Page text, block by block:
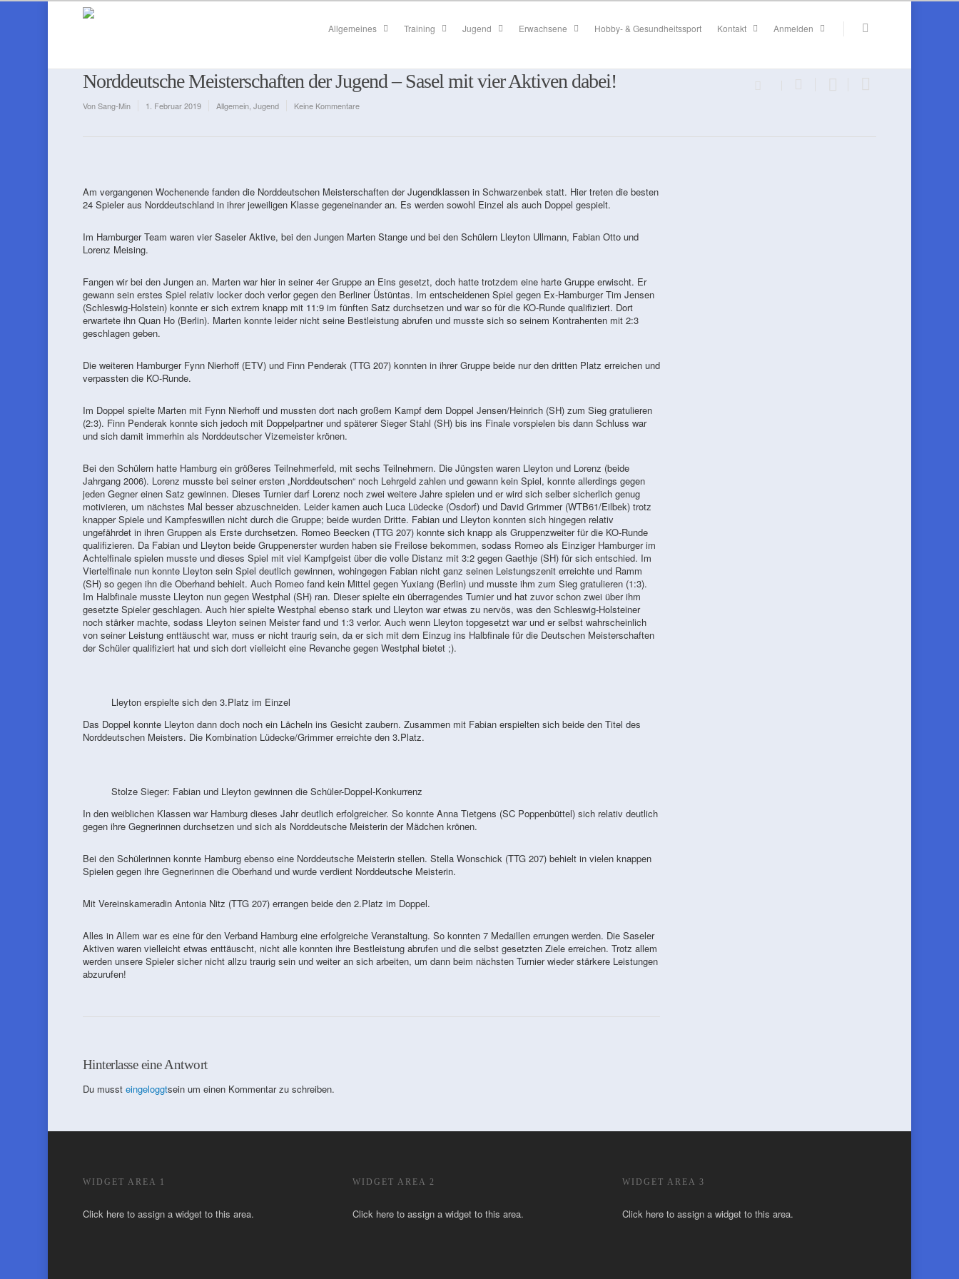
Allgemeines Training Jugend Erwachsene Hobby- & Gesundheitssport Kontakt Anmelden
Norddeutsche Meisterschaften der Jugend – Sasel mit vier Aktiven dabei!
VonSang-Min 1. Februar 2019 Allgemein, Jugend Keine Kommentare
Am vergangenen Wochenende fanden die Norddeutschen Meisterschaften der Jugendklassen in Schwarzenbek statt. Hier treten die besten
24 Spieler aus Norddeutschland in ihrer jeweiligen Klasse gegeneinander an. Es werden sowohl Einzel als auch Doppel gespielt.
Im Hamburger Team waren vier Saseler Aktive, bei den Jungen Marten Stange und bei den Schülern Lleyton Ullmann, Fabian Otto und
Lorenz Meising.
Fangen wir bei den Jungen an. Marten war hier in seiner 4er Gruppe an Eins gesetzt, doch hatte trotzdem eine harte Gruppe erwischt. Er
gewann sein erstes Spiel relativ locker doch verlor gegen den Berliner Üstüntas. Im entscheidenen Spiel gegen Ex-Hamburger Tim Jensen
(Schleswig-Holstein) konnte er sich extrem knapp mit 11:9 im fünften Satz durchsetzen und war so für die KO-Runde qualifiziert. Dort
erwartete ihn Quan Ho (Berlin). Marten konnte leider nicht seine Bestleistung abrufen und musste sich so seinem Kontrahenten mit 2:3
geschlagen geben.
Die weiteren Hamburger Fynn Nierhoff (ETV) und Finn Penderak (TTG 207) konnten in ihrer Gruppe beide nur den dritten Platz erreichen und
verpassten die KO-Runde.
Im Doppel spielte Marten mit Fynn Nierhoff und mussten dort nach großem Kampf dem Doppel Jensen/Heinrich (SH) zum Sieg gratulieren
(2:3). Finn Penderak konnte sich jedoch mit Doppelpartner und späterer Sieger Stahl (SH) bis ins Finale vorspielen bis dann Schluss war
und sich damit immerhin als Norddeutscher Vizemeister krönen.
Bei den Schülern hatte Hamburg ein größeres Teilnehmerfeld, mit sechs Teilnehmern. Die Jüngsten waren Lleyton und Lorenz (beide
Jahrgang 2006). Lorenz musste bei seiner ersten „Norddeutschen“ noch Lehrgeld zahlen und gewann kein Spiel, konnte allerdings gegen
jeden Gegner einen Satz gewinnen. Dieses Turnier darf Lorenz noch zwei weitere Jahre spielen und er wird sich selber sicherlich genug
motivieren, um nächstes Mal besser abzuschneiden. Leider kamen auch Luca Lüdecke (Osdorf) und David Grimmer (WTB61/Eilbek) trotz
knapper Spiele und Kampfeswillen nicht durch die Gruppe; beide wurden Dritte. Fabian und Lleyton konnten sich hingegen relativ
ungefährdet in ihren Gruppen als Erste durchsetzen. Romeo Beecken (TTG 207) konnte sich knapp als Gruppenzweiter für die KO-Runde
qualifizieren. Da Fabian und Lleyton beide Gruppenerster wurden haben sie Freilose bekommen, sodass Romeo als Einziger Hamburger im
Achtelfinale spielen musste und dieses Spiel mit viel Kampfgeist über die volle Distanz mit 3:2 gegen Gaethje (SH) für sich entschied. Im
Viertelfinale nun konnte Lleyton sein Spiel deutlich gewinnen, wohingegen Fabian nicht ganz seinen Leistungszenit erreichte und Ramm
(SH) so gegen ihn die Oberhand behielt. Auch Romeo fand kein Mittel gegen Yuxiang (Berlin) und musste ihm zum Sieg gratulieren (1:3).
Im Halbfinale musste Lleyton nun gegen Westphal (SH) ran. Dieser spielte ein überragendes Turnier und hat zuvor schon zwei über ihm
gesetzte Spieler geschlagen. Auch hier spielte Westphal ebenso stark und Lleyton war etwas zu nervös, was den Schleswig-Holsteiner
noch stärker machte, sodass Lleyton seinen Meister fand und 1:3 verlor. Auch wenn Lleyton topgesetzt war und er selbst wahrscheinlich
von seiner Leistung enttäuscht war, muss er nicht traurig sein, da er sich mit dem Einzug ins Halbfinale für die Deutschen Meisterschaften
der Schüler qualifiziert hat und sich dort vielleicht eine Revanche gegen Westphal bietet ;).
Lleyton erspielte sich den 3.Platz im Einzel
Das Doppel konnte Lleyton dann doch noch ein Lächeln ins Gesicht zaubern. Zusammen mit Fabian erspielten sich beide den Titel des
Norddeutschen Meisters. Die Kombination Lüdecke/Grimmer erreichte den 3.Platz.
Stolze Sieger: Fabian und Lleyton gewinnen die Schüler-Doppel-Konkurrenz
In den weiblichen Klassen war Hamburg dieses Jahr deutlich erfolgreicher. So konnte Anna Tietgens (SC Poppenbüttel) sich relativ deutlich
gegen ihre Gegnerinnen durchsetzen und sich als Norddeutsche Meisterin der Mädchen krönen.
Bei den Schülerinnen konnte Hamburg ebenso eine Norddeutsche Meisterin stellen. Stella Wonschick (TTG 207) behielt in vielen knappen
Spielen gegen ihre Gegnerinnen die Oberhand und wurde verdient Norddeutsche Meisterin.
Mit Vereinskameradin Antonia Nitz (TTG 207) errangen beide den 2.Platz im Doppel.
Alles in Allem war es eine für den Verband Hamburg eine erfolgreiche Veranstaltung. So konnten 7 Medaillen errungen werden. Die Saseler
Aktiven waren vielleicht etwas enttäuscht, nicht alle konnten ihre Bestleistung abrufen und die selbst gesetzten Ziele erreichen. Trotz allem
werden unsere Spieler sicher nicht allzu traurig sein und weiter an sich arbeiten, um dann beim nächsten Turnier wieder stärkere Leistungen
abzurufen!
Hinterlasse eine Antwort
Du musst eingeloggtsein um einen Kommentar zu schreiben.
WIDGET AREA 1
Click here to assign a widget to this area.
WIDGET AREA 2
Click here to assign a widget to this area.
WIDGET AREA 3
Click here to assign a widget to this area.